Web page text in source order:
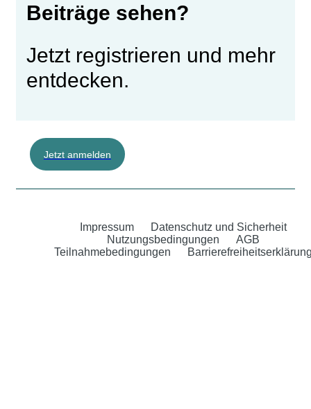
Beiträge sehen?
Jetzt registrieren und mehr
entdecken.
Jetzt anmelden
Impressum
Datenschutz und Sicherheit
Nutzungsbedingungen
AGB
Teilnahmebedingungen